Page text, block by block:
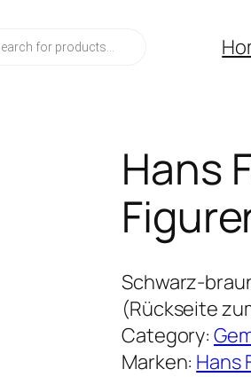
Hans
Schwarz-
(Rückseite
Category:
Marken: Hans